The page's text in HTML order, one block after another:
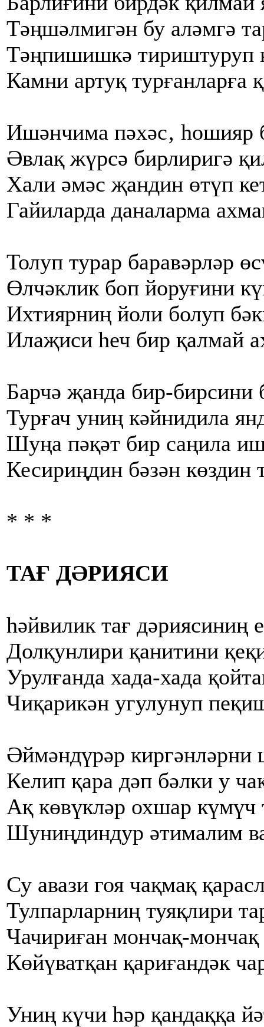
Тәңшәлмигән бу аләмгә
Тәңпишишкә тириштуруп
Камни артуқ турғанларға
Ишәнчима пәхәс‚ һошияр
Әвлақ жүрсә бирлиригә
Хали әмәс җандин өтүп
Гайиларда даналарма
Толуп турар баравәрләр
Өлчәклик боп йоруғини
Ихтиярниң йоли болуп
Илаҗиси һеч бир қалмай
Барчә җанда бир-бирсини
Турғач униң кәйнидила
Шуңа пәқәт бир саңила
Кесириңдин бәзән көздин
* * *
ТАҒ ДӘРИЯСИ
һәйвилик тағ дәриясиниң
Долқунлири қанитини
Урулғанда хада-хада
Чиқарикән угулунуп
Әймәндүрәр
Келип қара дәп бәлки у
Ақ көвүкләр охшар күмүч
Шуниңдиндур әтималим
Су авази гоя чақмақ
Тулпарларниң туяқлири
Чачириған мончақ-
Көйүватқан қариғандәк
Униң күчи һәр қандаққа